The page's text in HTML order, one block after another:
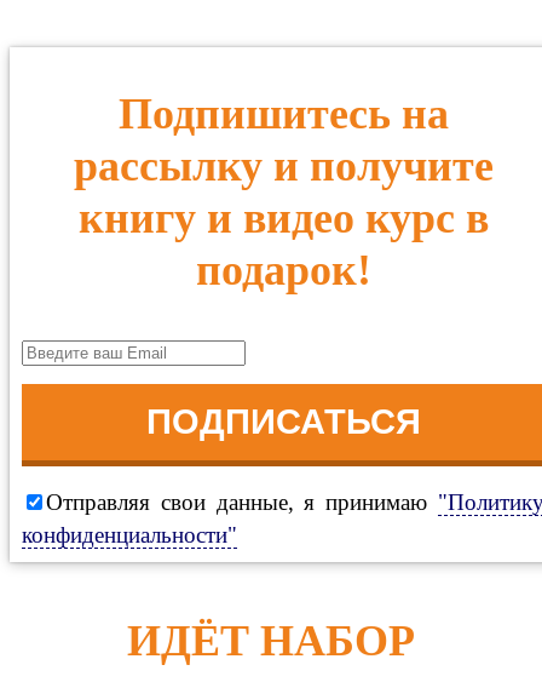
Подпишитесь на
рассылку и получите
книгу и видео курс в
подарок!
ПОДПИСАТЬСЯ
Отправляя свои данные, я принимаю
конфиденциальности"
ИДЁТ НАБОР